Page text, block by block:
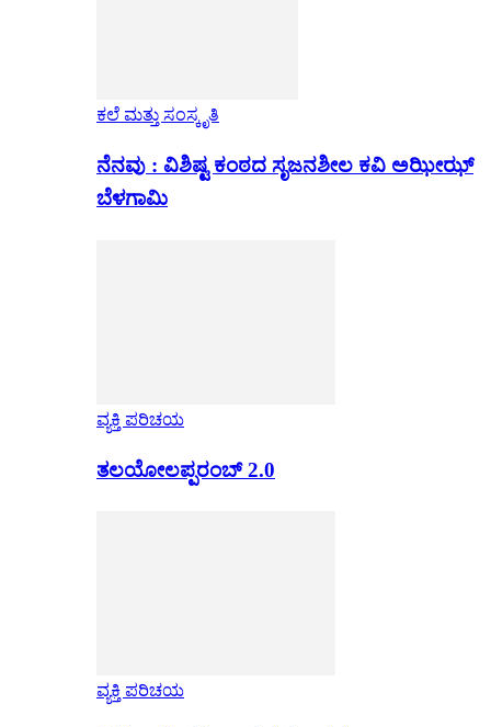
ಕಲೆ ಮತ್ತು ಸಂಸ್ಕೃತಿ
ನೆನವು : ವಿಶಿಷ್ಟ ಕಂಠದ ಸೃಜನಶೀಲ ಕವಿ ಅಝೀಝ್
ಬೆಳಗಾಮಿ
ವ್ಯಕ್ತಿ ಪರಿಚಯ
ತಲಯೋಲಪ್ಪರಂಬ್ 2.0
ವ್ಯಕ್ತಿ ಪರಿಚಯ